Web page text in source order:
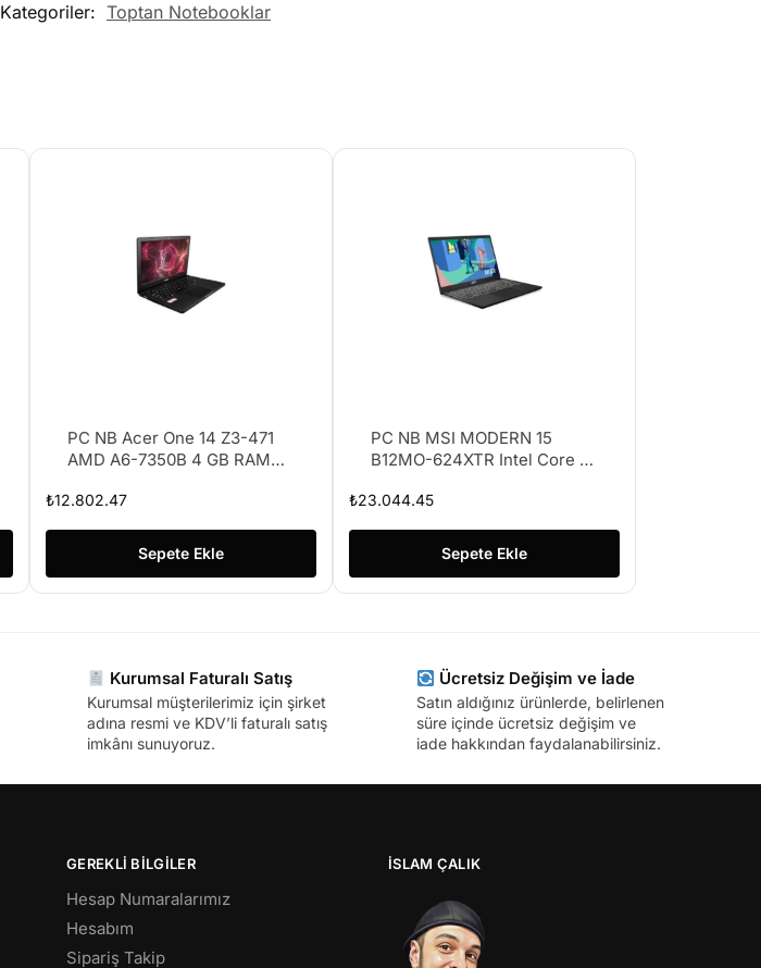
Kategoriler: Toptan Notebooklar
PC NB Acer One 14 Z3-471
AMD A6-7350B 4 GB RAM
Dizüstü Bilgisayar
₺12.802.47
Sepete Ekle
PC NB MSI MODERN 15
B12MO-624XTR Intel Core i5
Freedos 15.6″ FHD
Taşınabilir Bilgisayar
₺23.044.45
Sepete Ekle
Kurumsal Faturalı Satış
Kurumsal müşterilerimiz için şirket
adına resmi ve KDV’li faturalı satış
imkânı sunuyoruz.
Ücretsiz Değişim ve İade
Satın aldığınız ürünlerde, belirlenen
süre içinde ücretsiz değişim ve
iade hakkından faydalanabilirsiniz.
GEREKLİ BİLGİLER
Hesap Numaralarımız
Hesabım
Sipariş Takip
İSLAM ÇALIK